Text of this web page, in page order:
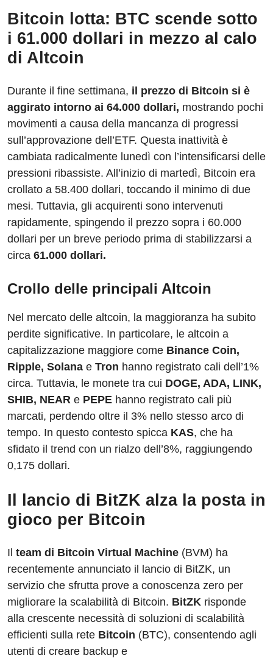
Bitcoin lotta: BTC scende sotto
i 61.000 dollari in mezzo al calo
di Altcoin
Durante il fine settimana, il prezzo di Bitcoin si è
aggirato intorno ai 64.000 dollari, mostrando pochi
movimenti a causa della mancanza di progressi
sull’approvazione dell’ETF. Questa inattività è
cambiata radicalmente lunedì con l’intensificarsi delle
pressioni ribassiste. All’inizio di martedì, Bitcoin era
crollato a 58.400 dollari, toccando il minimo di due
mesi. Tuttavia, gli acquirenti sono intervenuti
rapidamente, spingendo il prezzo sopra i 60.000
dollari per un breve periodo prima di stabilizzarsi a
circa 61.000 dollari.
Crollo delle principali Altcoin
Nel mercato delle altcoin, la maggioranza ha subito
perdite significative. In particolare, le altcoin a
capitalizzazione maggiore come Binance Coin,
Ripple, Solana e Tron hanno registrato cali dell’1%
circa. Tuttavia, le monete tra cui DOGE, ADA, LINK,
SHIB, NEAR e PEPE hanno registrato cali più
marcati, perdendo oltre il 3% nello stesso arco di
tempo. In questo contesto spicca KAS, che ha
sfidato il trend con un rialzo dell’8%, raggiungendo
0,175 dollari.
Il lancio di BitZK alza la posta in
gioco per Bitcoin
Il team di Bitcoin Virtual Machine (BVM) ha
recentemente annunciato il lancio di BitZK, un
servizio che sfrutta prove a conoscenza zero per
migliorare la scalabilità di Bitcoin. BitZK risponde
alla crescente necessità di soluzioni di scalabilità
efficienti sulla rete Bitcoin (BTC), consentendo agli
utenti di creare backup e